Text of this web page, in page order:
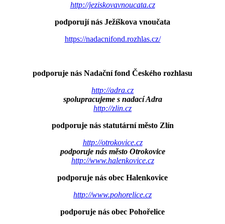
http://jeziskovavnoucata.cz
podporují nás Ježíškova vnoučata
https://nadacnifond.rozhlas.cz/
podporuje nás Nadační fond Českého rozhlasu
http://adra.cz
spolupracujeme s nadací Adra
http://zlin.cz
podporuje nás statutární město Zlín
http://otrokovice.cz
podporuje nás město Otrokovice
http://www.halenkovice.cz
podporuje nás obec Halenkovice
http://www.pohorelice.cz
podporuje nás obec Pohořelice